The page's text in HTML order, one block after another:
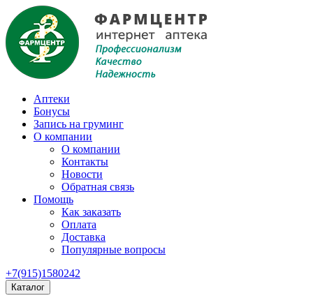
Аптеки
Бонусы
Запись на груминг
О компании
О компании
Контакты
Новости
Обратная связь
Помощь
Как заказать
Оплата
Доставка
Популярные вопросы
+7(915)1580242
Каталог